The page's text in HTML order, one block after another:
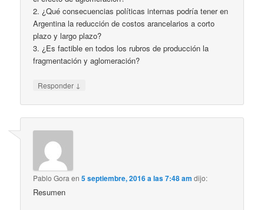
2. ¿Qué consecuencias políticas internas podría tener en
Argentina la reducción de costos arancelarios a corto
plazo y largo plazo?
3. ¿Es factible en todos los rubros de producción la
fragmentación y aglomeración?
Responder ↓
Pablo Gora en5 septiembre, 2016 a las 7:48 am dijo:
Resumen